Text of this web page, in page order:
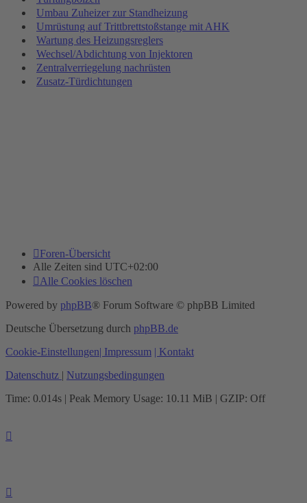
Umbau Zuheizer zur Standheizung
Umrüstung auf Trittbrettstoßstange mit AHK
Wartung des Heizungsreglers
Wechsel/Abdichtung von Injektoren
Zentralverriegelung nachrüsten
Zusatz-Türdichtungen
Foren-Übersicht
Alle Zeiten sind UTC+02:00
Alle Cookies löschen
Powered by phpBB® Forum Software © phpBB Limited
Deutsche Übersetzung durch phpBB.de
Cookie-Einstellungen| Impressum | Kontakt
Datenschutz | Nutzungsbedingungen
Time: 0.014s | Peak Memory Usage: 10.11 MiB | GZIP: Off